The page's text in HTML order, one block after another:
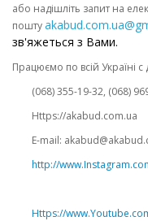
або надішліть запит на
пошту
зв'яжеться з Вами.
Працюємо по всій Україні
(068) 355-19-32, (068)
Https://akabud.com.ua
E-mail:
http://
Https://